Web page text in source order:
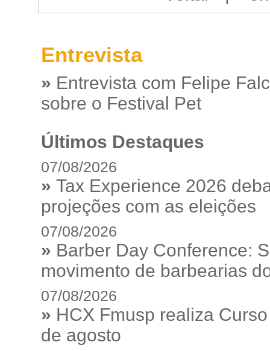
Entrevista
» Entrevista com Felipe
sobre o Festival Pet
Últimos Destaques
07/08/2026
» Tax Experience 2026
projeções com as eleições
07/08/2026
» Barber Day Conference:
movimento de barbearias
07/08/2026
» HCX Fmusp realiza
de agosto